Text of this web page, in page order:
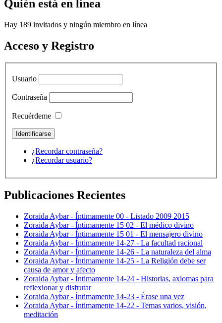
Quién está en línea
Hay 189 invitados y ningún miembro en línea
Acceso y Registro
Usuario
Contraseña
Recuérdeme
¿Recordar contraseña?
¿Recordar usuario?
Publicaciones Recientes
Zoraida Aybar - Íntimamente 00 - Listado 2009 2015
Zoraida Aybar - Íntimamente 15 02 - El médico divino
Zoraida Aybar - Íntimamente 15 01 - El mensajero divino
Zoraida Aybar - Íntimamente 14-27 - La facultad racional
Zoraida Aybar - Íntimamente 14-26 - La naturaleza del alma
Zoraida Aybar - Íntimamente 14-25 - La Religión debe ser
causa de amor y afecto
Zoraida Aybar - Íntimamente 14-24 - Historias, axiomas para
reflexionar y disfrutar
Zoraida Aybar - Íntimamente 14-23 - Érase una vez
Zoraida Aybar - Íntimamente 14-22 - Temas varios, visión,
meditación